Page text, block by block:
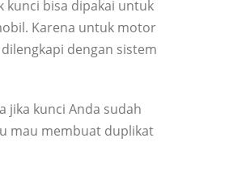
kunci bisa dipakai untuk
Karena untuk motor
dengan sistem
jika kunci Anda sudah
mau membuat duplikat